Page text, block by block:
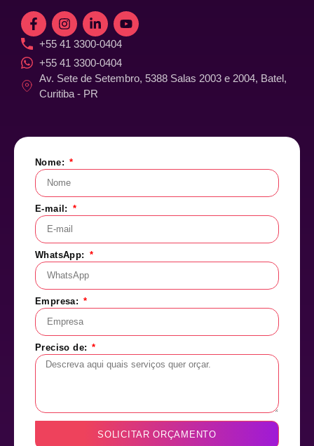
+55 41 3300-0404
+55 41 3300-0404
Av. Sete de Setembro, 5388 Salas 2003 e 2004, Batel,
Curitiba - PR
Nome:
E-mail:
WhatsApp:
Empresa:
Preciso de:
SOLICITAR ORÇAMENTO